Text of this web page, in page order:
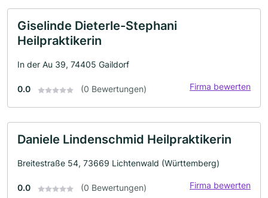
Giselinde Dieterle-Stephani
Heilpraktikerin
In der Au 39, 74405 Gaildorf
0.0 (0 Bewertungen) Firma bewerten
Daniele Lindenschmid Heilpraktikerin
Breitestraße 54, 73669 Lichtenwald (Württemberg)
0.0 (0 Bewertungen) Firma bewerten